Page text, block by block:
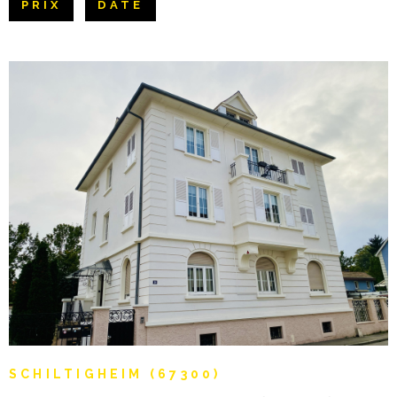
PRIX DATE
SCHILTIGHEIM (67300)
VOIR LE BIEN
CRITÈRES SUPPLÉMENTAIRES
Piscine
Parking
Terrasse